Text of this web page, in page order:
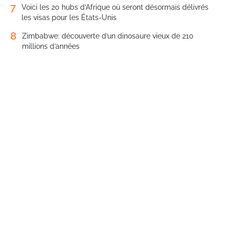
7
Voici les 20 hubs d’Afrique où seront désormais délivrés
les visas pour les États-Unis
8
Zimbabwe: découverte d’un dinosaure vieux de 210
millions d’années